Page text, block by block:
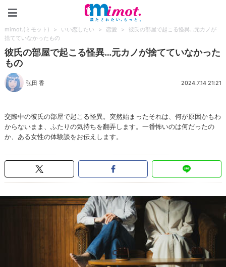
mimot.(ミモット) > いい恋したい > 恋愛 >
彼氏の部屋で起こる怪異…元カノが
捨てていなかったもの
彼氏の部屋で起こる怪異…元カノが捨てていなかった
もの
弘田 香 2024.7.14 21:21
交際中の彼氏の部屋で起こる怪異。突然始まったそれは、何が原因かもわ
からないまま、ふたりの気持ちを翻弄します。一番怖いのは何だったの
か、ある女性の体験談をお伝えします。